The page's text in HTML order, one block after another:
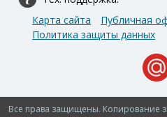
Карта сайта
Публичная
Политика защиты данных
Все права защищены. Копирование